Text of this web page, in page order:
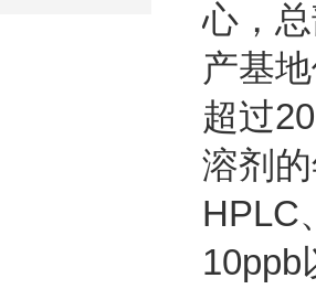
心，
产基
超过
溶剂
HPLC
10ppb